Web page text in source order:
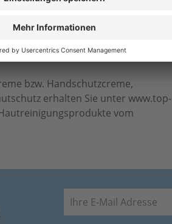
Nahrungs-
bzw. Handschutzcreme,
erhalten Sie unter www.top-
vom
E-Mail